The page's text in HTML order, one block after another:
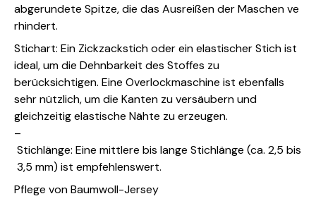
abgerundete Spitze, die das Ausreißen der Maschen ve
rhindert.
Stichart: Ein Zickzackstich oder ein elastischer Stich ist
ideal, um die Dehnbarkeit des Stoffes zu
berücksichtigen. Eine Overlockmaschine ist ebenfalls
sehr nützlich, um die Kanten zu versäubern und
gleichzeitig elastische Nähte zu erzeugen.
–
Stichlänge: Eine mittlere bis lange Stichlänge (ca. 2,5 bis
3,5 mm) ist empfehlenswert.
Pflege von Baumwoll-Jersey